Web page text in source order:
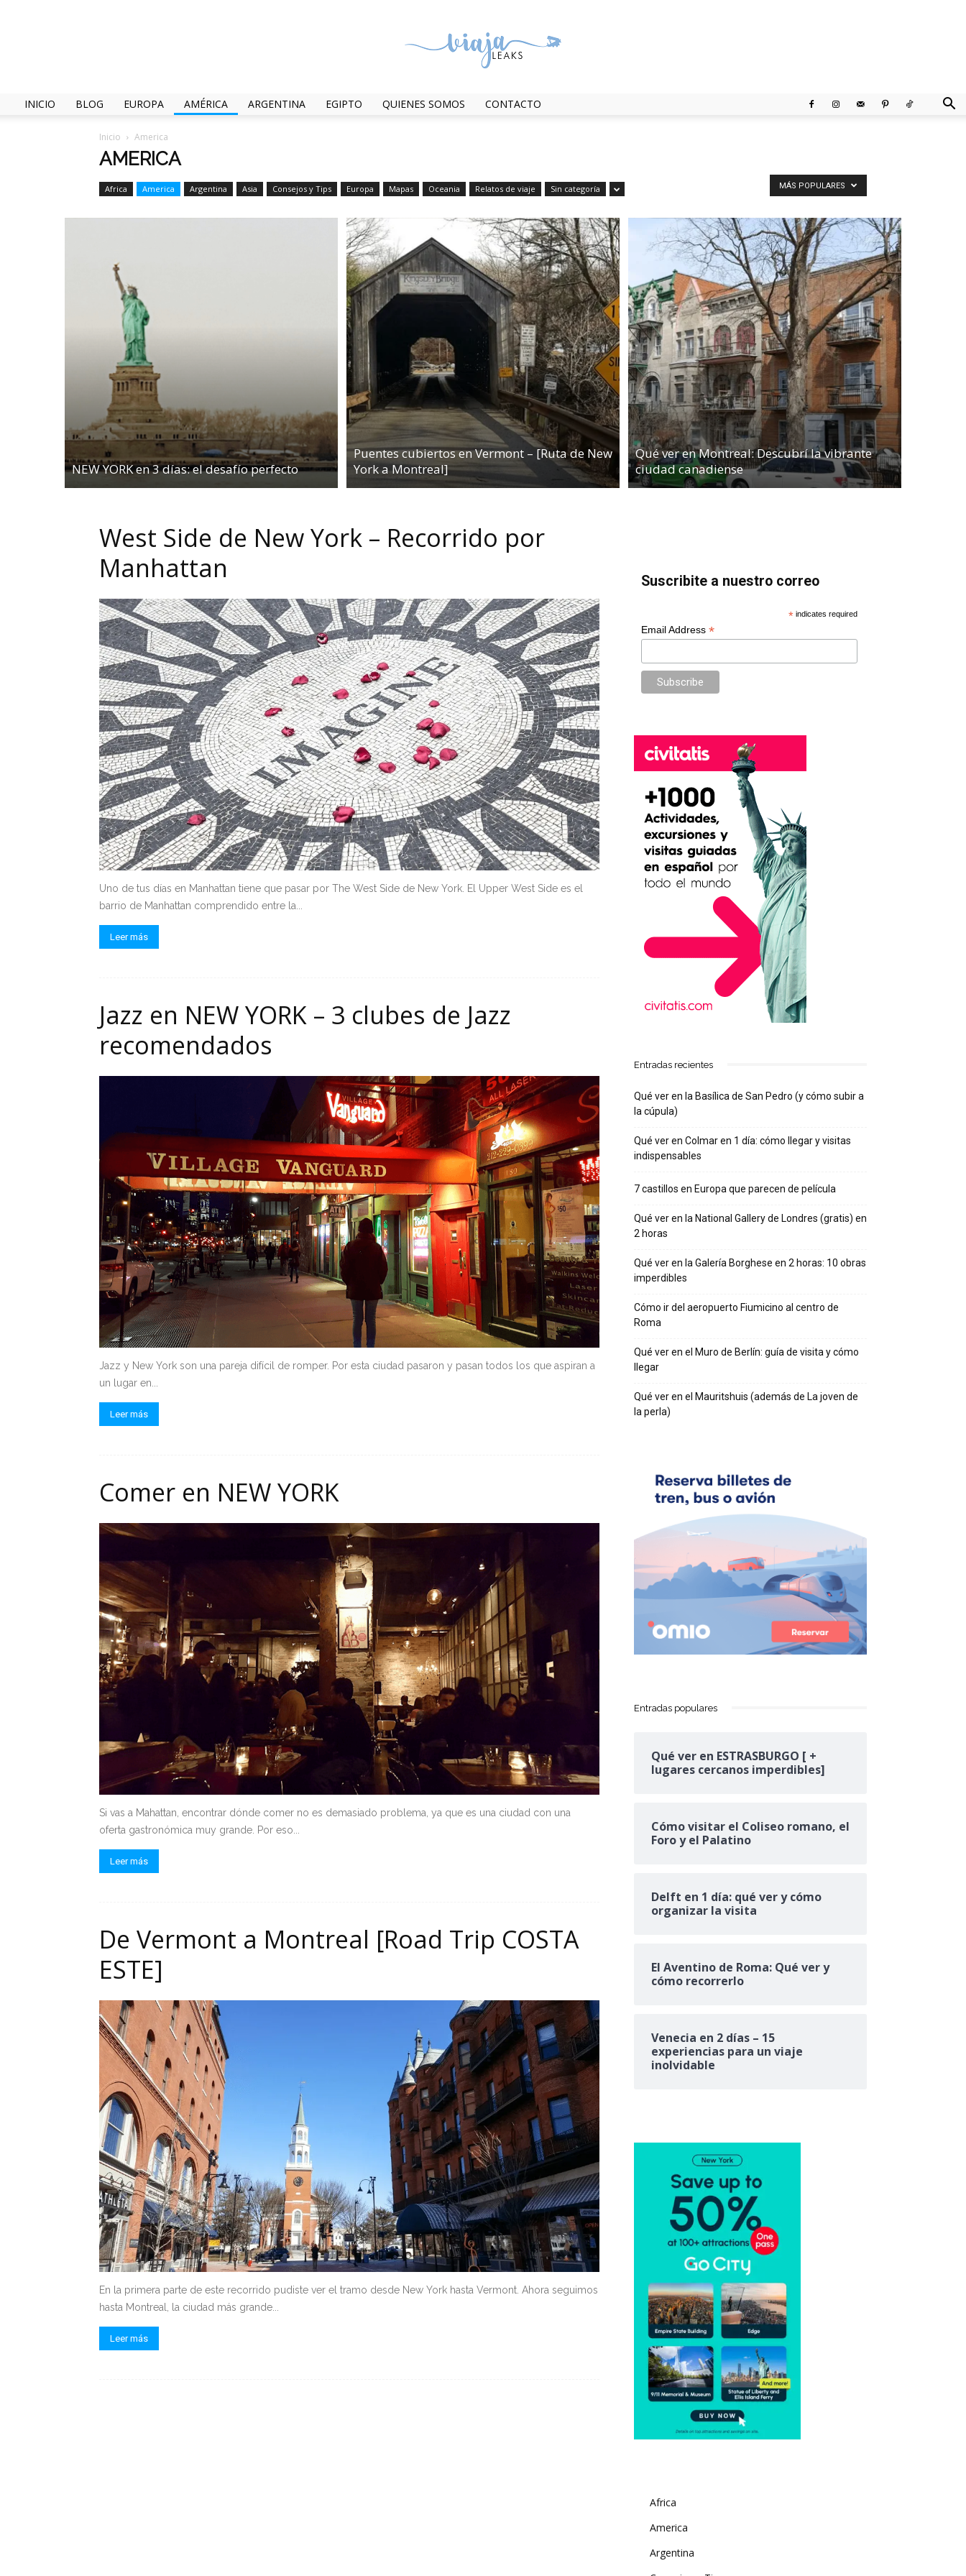
INICIO BLOG EUROPA AMÉRICA ARGENTINA EGIPTO QUIENES SOMOS CONTACTO
Inicio America
AMERICA
Africa America Argentina Asia Consejos y Tips Europa Mapas Oceania Relatos de viaje Sin categoría MÁS POPULARES
NEW YORK en 3 días: el desafío perfecto
Puentes cubiertos en Vermont – [Ruta de New
York a Montreal]
Qué ver en Montreal: Descubrí la vibrante
ciudad canadiense
West Side de New York – Recorrido por
Manhattan
Uno de tus días en Manhattan tiene que pasar por The West Side de New York. El Upper West Side es el
barrio de Manhattan comprendido entre la...
Leer más
Jazz en NEW YORK – 3 clubes de Jazz
recomendados
Jazz y New York son una pareja difícil de romper. Por esta ciudad pasaron y pasan todos los que aspiran a
un lugar en...
Leer más
Comer en NEW YORK
Si vas a Mahattan, encontrar dónde comer no es demasiado problema, ya que es una ciudad con una
oferta gastronómica muy grande. Por eso...
Leer más
De Vermont a Montreal [Road Trip COSTA
ESTE]
En la primera parte de este recorrido pudiste ver el tramo desde New York hasta Vermont. Ahora seguimos
hasta Montreal, la ciudad más grande...
Leer más
Suscribite a nuestro correo
* indicates required
Email Address *
Entradas recientes
Qué ver en la Basílica de San Pedro (y cómo subir a
la cúpula)
Qué ver en Colmar en 1 día: cómo llegar y visitas
indispensables
7 castillos en Europa que parecen de película
Qué ver en la National Gallery de Londres (gratis) en
2 horas
Qué ver en la Galería Borghese en 2 horas: 10 obras
imperdibles
Cómo ir del aeropuerto Fiumicino al centro de
Roma
Qué ver en el Muro de Berlín: guía de visita y cómo
llegar
Qué ver en el Mauritshuis (además de La joven de
la perla)
Entradas populares
Qué ver en ESTRASBURGO [ +
lugares cercanos imperdibles]
Cómo visitar el Coliseo romano, el
Foro y el Palatino
Delft en 1 día: qué ver y cómo
organizar la visita
El Aventino de Roma: Qué ver y
cómo recorrerlo
Venecia en 2 días – 15
experiencias para un viaje
inolvidable
Africa
America
Argentina